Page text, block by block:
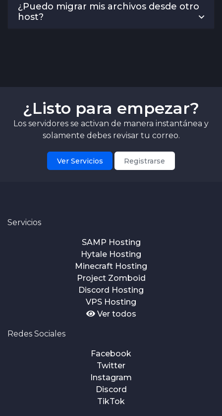
¿Puedo migrar mis archivos desde otro
host?
¿Listo para empezar?
Los servidores se activan de manera instantánea y
solamente debes revisar tu correo.
Ver Servicios Registrarse
Servicios
SAMP Hosting
Hytale Hosting
Minecraft Hosting
Project Zomboid
Discord Hosting
VPS Hosting
Ver todos
Redes Sociales
Facebook
Twitter
Instagram
Discord
TikTok